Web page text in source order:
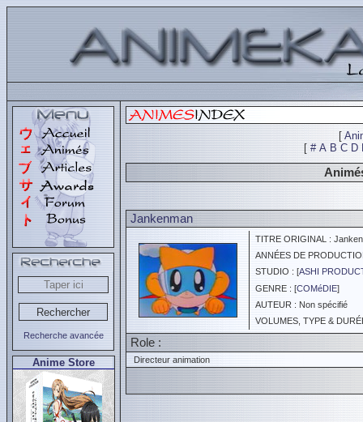
Recherche avancée
Anime Store
[
[ # A B C D
Jankenman
TITRE ORIGINAL :
ANNÉES DE
STUDIO : [ASHI
GENRE : [COMéDIE]
AUTEUR : Non spécifié
VOLUMES, TYPE &
Role :
Directeur animation